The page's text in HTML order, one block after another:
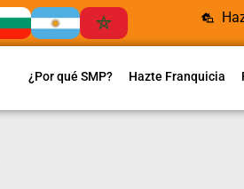
¿Por qué SMP? Hazte Franquicia